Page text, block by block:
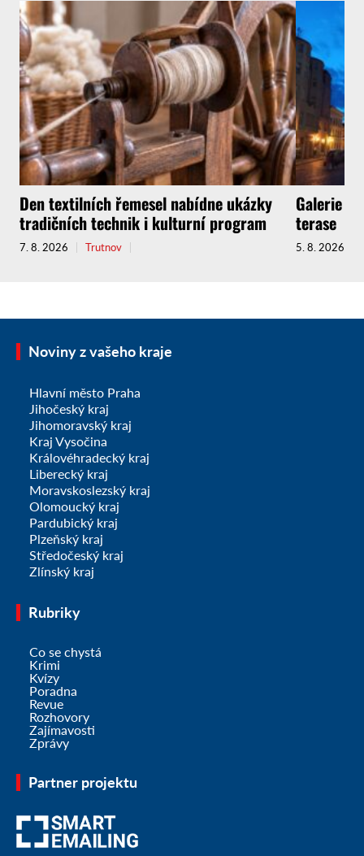
Den textilních řemesel nabídne ukázky
tradičních technik i kulturní program
7. 8. 2026 Trutnov
Galerie
terase
5. 8. 2026
Noviny z vašeho kraje
Hlavní město Praha
Jihočeský kraj
Jihomoravský kraj
Kraj Vysočina
Královéhradecký kraj
Liberecký kraj
Moravskoslezský kraj
Olomoucký kraj
Pardubický kraj
Plzeňský kraj
Středočeský kraj
Zlínský kraj
Rubriky
Co se chystá
Krimi
Kvízy
Poradna
Revue
Rozhovory
Zajímavosti
Zprávy
Partner projektu